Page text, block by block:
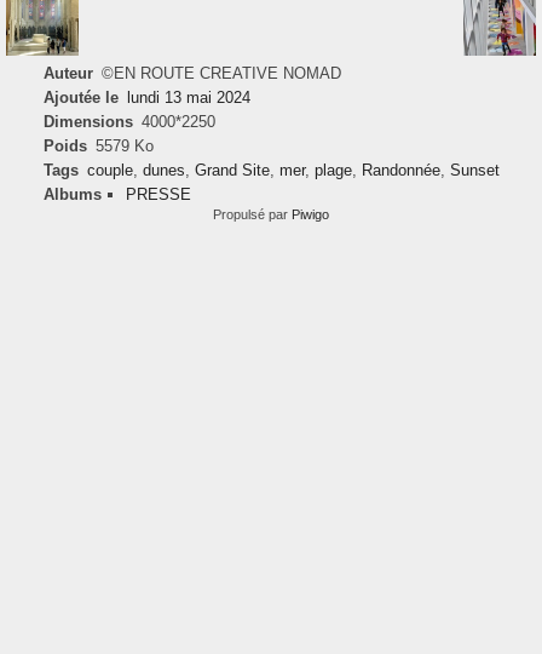
Auteur ©EN ROUTE CREATIVE NOMAD
Ajoutée le
lundi 13 mai 2024
Dimensions 4000*2250
Poids 5579 Ko
Tags couple, dunes, Grand Site, mer, plage, Randonnée, Sunset
Albums
PRESSE
Propulsé par Piwigo